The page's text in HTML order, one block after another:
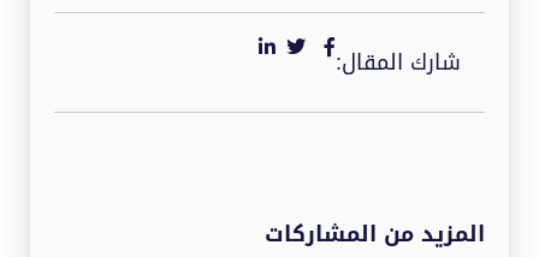
شارك المقال:
المزيد من المشاركات